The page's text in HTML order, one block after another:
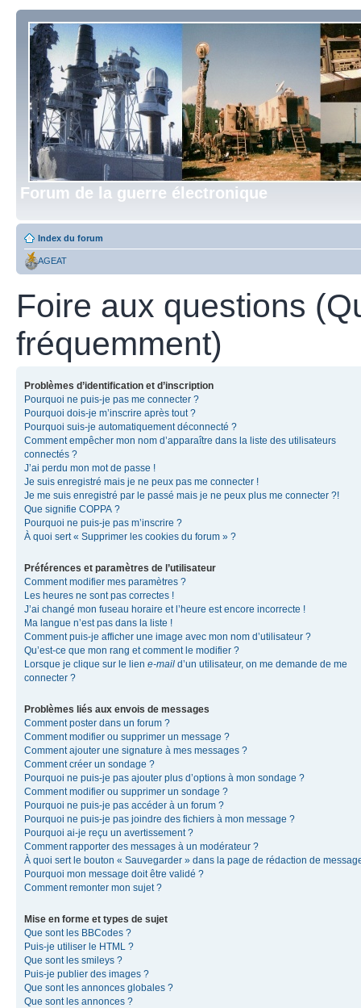
Forum de la guerre électronique
Index du forum
AGEAT
Foire aux questions
fréquemment)
Problèmes d’identification et d’inscription
Pourquoi ne puis-je pas me connecter ?
Pourquoi dois-je m’inscrire après tout ?
Pourquoi suis-je automatiquement déconnecté ?
Comment empêcher mon nom d’apparaître dans la liste des utilisateurs
connectés ?
J’ai perdu mon mot de passe !
Je suis enregistré mais je ne peux pas me connecter !
Je me suis enregistré par le passé mais je ne peux plus me connecter ?!
Que signifie COPPA ?
Pourquoi ne puis-je pas m’inscrire ?
À quoi sert « Supprimer les cookies du forum » ?
Préférences et paramètres de l’utilisateur
Comment modifier mes paramètres ?
Les heures ne sont pas correctes !
J’ai changé mon fuseau horaire et l’heure est encore incorrecte !
Ma langue n’est pas dans la liste !
Comment puis-je afficher une image avec mon nom d’utilisateur ?
Qu’est-ce que mon rang et comment le modifier ?
Lorsque je clique sur le lien e-mail d’un utilisateur, on me demande de me
connecter ?
Problèmes liés aux envois de messages
Comment poster dans un forum ?
Comment modifier ou supprimer un message ?
Comment ajouter une signature à mes messages ?
Comment créer un sondage ?
Pourquoi ne puis-je pas ajouter plus d’options à mon sondage ?
Comment modifier ou supprimer un sondage ?
Pourquoi ne puis-je pas accéder à un forum ?
Pourquoi ne puis-je pas joindre des fichiers à mon message ?
Pourquoi ai-je reçu un avertissement ?
Comment rapporter des messages à un modérateur ?
À quoi sert le bouton « Sauvegarder » dans la page de rédaction de
Pourquoi mon message doit être validé ?
Comment remonter mon sujet ?
Mise en forme et types de sujet
Que sont les BBCodes ?
Puis-je utiliser le HTML ?
Que sont les smileys ?
Puis-je publier des images ?
Que sont les annonces globales ?
Que sont les annonces ?